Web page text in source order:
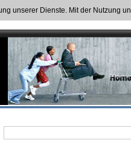
unserer Dienste. Mit der Nutzung